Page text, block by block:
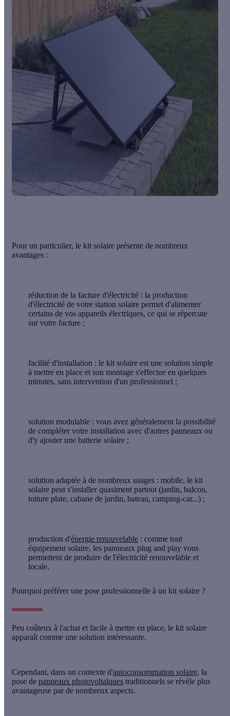
Pour un particulier, le kit solaire présente de nombreux
avantages :
réduction de la facture d'électricité : la production
d'électricité de votre station solaire permet d'alimenter
certains de vos appareils électriques, ce qui se répercute
sur votre facture ;
facilité d'installation : le kit solaire est une solution simple
à mettre en place et son montage s'effectue en quelques
minutes, sans intervention d'un professionnel ;
solution modulable : vous avez généralement la possibilité
de compléter votre installation avec d'autres panneaux ou
d'y ajouter une batterie solaire ;
solution adaptée à de nombreux usages : mobile, le kit
solaire peut s'installer quasiment partout (jardin, balcon,
toiture plate, cabane de jardin, bateau, camping-car...) ;
production d'énergie renouvelable : comme tout
équipement solaire, les panneaux plug and play vous
permettent de produire de l'électricité renouvelable et
locale.
Pourquoi préférer une pose professionnelle à un kit solaire ?
Peu coûteux à l'achat et facile à mettre en place, le kit solaire
apparaît comme une solution intéressante.
Cependant, dans un contexte d'autoconsommation solaire, la
pose de panneaux photovoltaïques traditionnels se révèle plus
avantageuse par de nombreux aspects.